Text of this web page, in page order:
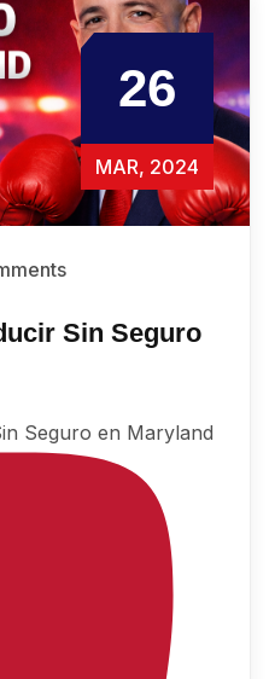
26
MAR, 2024
Sin Seguro
Seguro en Maryland